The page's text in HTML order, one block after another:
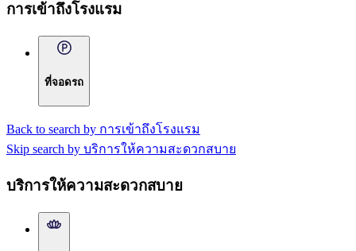
การเข้าถึงโรงแรม
ที่จอดรถ
Back to search by การเข้าถึงโรงแรม
Skip search by บริการให้ความสะดวกสบาย
บริการให้ความสะดวกสบาย